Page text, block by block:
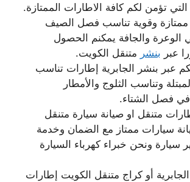
التي تؤمن لكم كافة الاطارات الممتازة.
وقوية تناسب فصل الصيف
الوعرة والجافة يمكنم الحصول
عبر بنشر متنقل الكويت.
عبر بنشر الجابرية إطارات تناسب
وتناسب الثلوج والأمطار
في فصل الشتاء.
متنقل او صيانة سيارة متنقل
سيارات ممتاز مع الضمان وخدمة
سيارة ونحن خبراء كهرباء السيارة
أو كراج متنقل الكويت إطارات